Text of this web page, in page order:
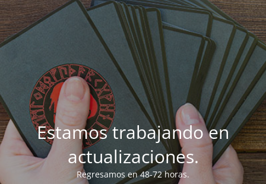
Estamos trabajando en
actualizaciones.
Regresamos en 48-72 horas.